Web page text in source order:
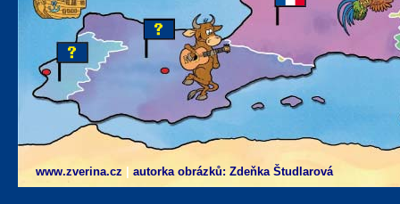
www.zverina.cz autorka obrázků: Zdeňka Študlarová